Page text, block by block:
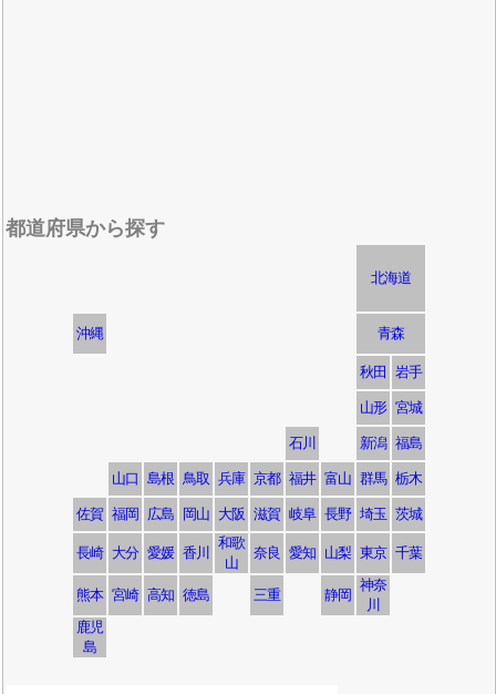
都道府県から探す
北海道
沖縄 青森
秋田 岩手
山形 宮城
石川 新潟 福島
山口 島根 鳥取 兵庫 京都 福井 富山 群馬 栃木
佐賀 福岡 広島 岡山 大阪 滋賀 岐阜 長野 埼玉 茨城
長崎 大分 愛媛 香川
和歌
山
奈良 愛知 山梨 東京 千葉
熊本 宮崎 高知 徳島 三重 静岡
神奈
川
鹿児
島